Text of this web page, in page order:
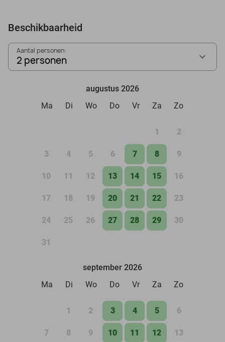
Beschikbaarheid
Aantal personen:
2 personen
augustus 2026
Ma
Di Wo Do Vr Za Zo
1 2
3 4 5 6 7 8 9
10 11 12 13 14 15 16
17 18 19 20 21 22 23
24 25 26 27 28 29 30
31
september 2026
Ma
Di Wo Do Vr Za Zo
1 2 3 4 5 6
7 8 9 10 11 12 13